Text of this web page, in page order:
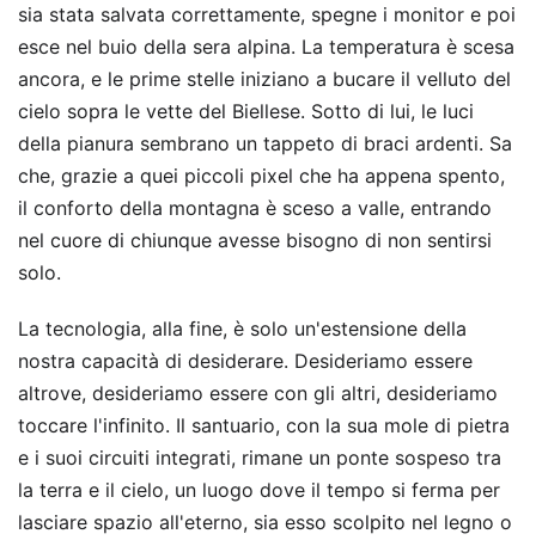
sia stata salvata correttamente, spegne i monitor e poi
esce nel buio della sera alpina. La temperatura è scesa
ancora, e le prime stelle iniziano a bucare il velluto del
cielo sopra le vette del Biellese. Sotto di lui, le luci
della pianura sembrano un tappeto di braci ardenti. Sa
che, grazie a quei piccoli pixel che ha appena spento,
il conforto della montagna è sceso a valle, entrando
nel cuore di chiunque avesse bisogno di non sentirsi
solo.
La tecnologia, alla fine, è solo un'estensione della
nostra capacità di desiderare. Desideriamo essere
altrove, desideriamo essere con gli altri, desideriamo
toccare l'infinito. Il santuario, con la sua mole di pietra
e i suoi circuiti integrati, rimane un ponte sospeso tra
la terra e il cielo, un luogo dove il tempo si ferma per
lasciare spazio all'eterno, sia esso scolpito nel legno o